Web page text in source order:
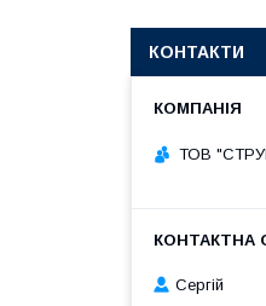
КОНТАКТИ
ТОВ
Сергій